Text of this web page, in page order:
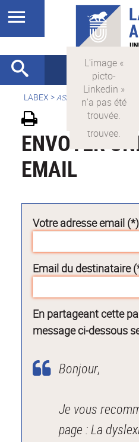
LABEX >ASLAN
ENVOYER
EMAIL
Votre adresse email
Email du destinataire
En partageant cette
message ci-dessous
Bonjour,
Je vous
page : La